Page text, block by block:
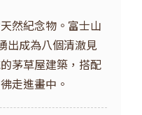
然紀念物。富士山
出成為八個清澈見
茅草屋建築，搭配
走進畫中。